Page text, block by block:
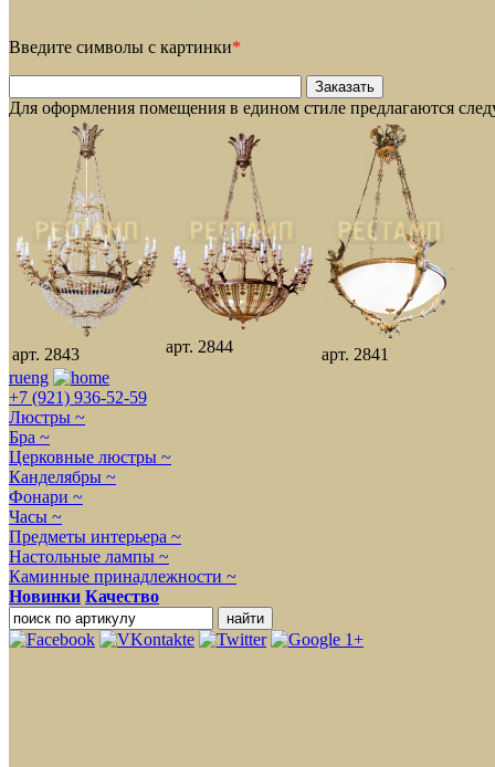
Введите символы с картинки*
Для оформления помещения в едином стиле предлагаются
арт. 2843 арт. 2844
арт. 2841
rueng
+7 (921) 936-52-59
Люстры ~
Бра ~
Церковные люстры ~
Канделябры ~
Фонари ~
Часы ~
Предметы интерьера ~
Настольные лампы ~
Каминные принадлежности ~
Новинки Качество